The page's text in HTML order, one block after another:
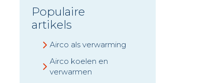
Populaire
artikels
Airco als verwarming
Airco koelen en
verwarmen